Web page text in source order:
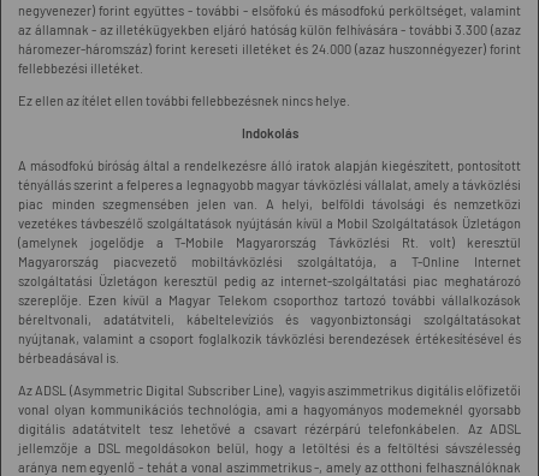
negyvenezer) forint együttes - további - elsőfokú és másodfokú perköltséget, valamint
az államnak - az illetékügyekben eljáró hatóság külön felhívására - további 3.300 (azaz
háromezer-háromszáz) forint kereseti illetéket és 24.000 (azaz huszonnégyezer) forint
fellebbezési illetéket.
Ez ellen az ítélet ellen további fellebbezésnek nincs helye.
Indokolás
A másodfokú bíróság által a rendelkezésre álló iratok alapján kiegészített, pontosított
tényállás szerint a felperes a legnagyobb magyar távközlési vállalat, amely a távközlési
piac minden szegmensében jelen van. A helyi, belföldi távolsági és nemzetközi
vezetékes távbeszélő szolgáltatások nyújtásán kívül a Mobil Szolgáltatások Üzletágon
(amelynek jogelődje a T-Mobile Magyarország Távközlési Rt. volt) keresztül
Magyarország piacvezető mobiltávközlési szolgáltatója, a T-Online Internet
szolgáltatási Üzletágon keresztül pedig az internet-szolgáltatási piac meghatározó
szereplője. Ezen kívül a Magyar Telekom csoporthoz tartozó további vállalkozások
béreltvonali, adatátviteli, kábeltelevíziós és vagyonbiztonsági szolgáltatásokat
nyújtanak, valamint a csoport foglalkozik távközlési berendezések értékesítésével és
bérbeadásával is.
Az ADSL (Asymmetric Digital Subscriber Line), vagyis aszimmetrikus digitális előfizetői
vonal olyan kommunikációs technológia, ami a hagyományos modemeknél gyorsabb
digitális adatátvitelt tesz lehetővé a csavart rézérpárú telefonkábelen. Az ADSL
jellemzője a DSL megoldásokon belül, hogy a letöltési és a feltöltési sávszélesség
aránya nem egyenlő - tehát a vonal aszimmetrikus -, amely az otthoni felhasználóknak